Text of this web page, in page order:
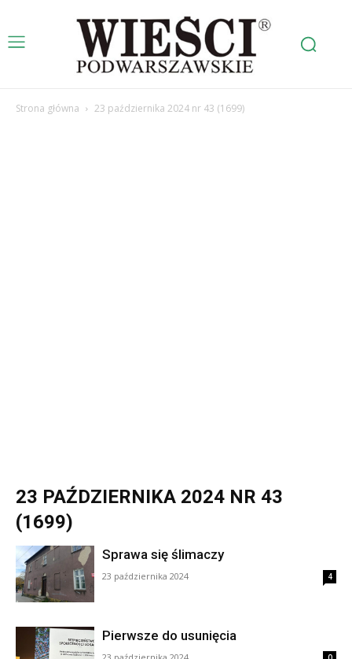
Strona główna 23 października 2024 nr 43 (1699)
23 PAŹDZIERNIKA 2024 NR 43
(1699)
Sprawa się ślimaczy
23 października 2024 4
Pierwsze do usunięcia